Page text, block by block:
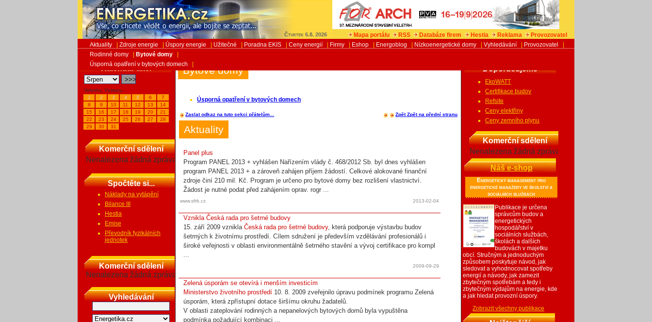
Čtvrtek 6.8. 2026 Mapa portálu RSS Databáze firem Hestia Reklama
Provozovatel
Aktuality
Zdroje energie Úspory energie Užitečné Poradna EKIS Ceny energií Firmy Eshop Energoblog Nízkoenergetické domy Vyhledávání Provozovatel
Rodinné domy
Bytové domy
Úsporná opatření v bytových domech
Kalendář akcí
Veletrhy, Výstavy...
1
2 3 4 5 6
7
8
9 10 11 12 13
14
15
16 17 18 19 20
21
22
23 24 25 26 27
28
29
30 31
Komerční sdělení
Nenalezena žádná zpráva
Spočtěte si...
Náklady na vytápění
Bilance III
Hestia
Emise
Převodník fyzikálních
jednotek
Komerční sdělení
Nenalezena žádná zpráva
Vyhledávání
Bytové domy
Úsporná opatření v bytových domech
Zaslat odkaz na tuto sekci přátelům... ZpětZpět na přední stranu
Aktuality
Panel plus
Program PANEL 2013 + vyhlášen Nařízením vlády č. 468/2012 Sb. byl dnes vyhlášen
program PANEL 2013 + a zároveň zahájen příjem žádostí. Celkové alokované finanční
zdroje činí 210 mil. Kč. Program je určeno pro bytové domy bez rozlišení vlastnictví.
Žádost je nutné podat před zahájením oprav. rogr ...
www.sfrb.cz 2013-02-04
Vznikla Česká rada pro šetrné budovy
15. září 2009 vzniklaČeská rada pro šetrné budovy, která podporuje výstavbu budov
šetrných k životnímu prostředí. Cílem sdružení je především vzdělávání profesionálů i
široké veřejnosti v oblasti environmentálně šetrného stavění a vývoj certifikace pro kompl
...
2009-09-29
Zelená úsporám se otevírá i menším investicím
Ministerstvo životního prostředí 10. 8. 2009 zveřejnilo úpravu podmínek programu Zelená
úsporám, která zpřístupní dotace širšímu okruhu žadatelů.
V oblasti zateplování rodinných a nepanelových bytových domů byla vypuštěna
podmínka požadující kombinaci ...
Doporučujeme
EkoWATT
Certifikace budov
Refsite
Ceny elektřiny
Ceny zemního plynu
Komerční sdělení
Nenalezena žádná zpráva
Náš e-shop
Energetický management pro
energetické manažery ve školství a
sociálních službách
Publikace je určena
správcům budov a
energetických
hospodářství v
sociálních službách,
školách a dalších
budovách v majetku
obcí. Stručným a jednoduchým
způsobem poskytuje návod, jak
sledovat a vyhodnocovat spotřeby
energií a návody, jak zamezit
zbytečným spotřebám a tedy i
zbytečným výdajům na energie, kde
a jak hledat provozní úspory.
Zobrazit všechny publikace